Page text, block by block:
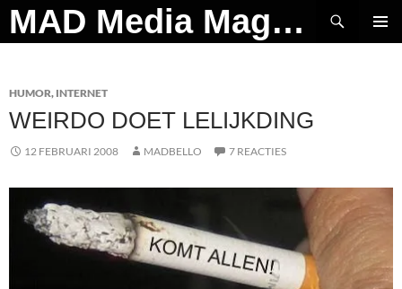
Ga
naar
MAD Media Magazine
Zoeken
HUMOR, INTERNET
WEIRDO DOET LELIJKDING
12 FEBRUARI 2008 MADBELLO 7 REACTIES